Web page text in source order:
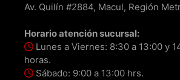
Av. Quilín #2884, Macul, Región
Horario atención sucursal:
Lunes a Viernes: 8:30 a 13:00 y
horas.
Sábado: 9:00 a 13:00 hrs.